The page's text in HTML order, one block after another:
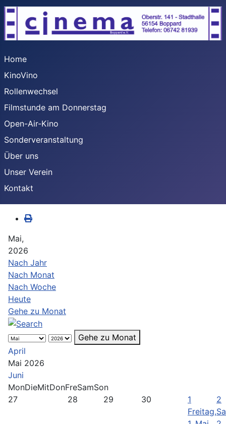
Home
KinoVino
Rollenwechsel
Filmstunde am Donnerstag
Open-Air-Kino
Sonderveranstaltung
Über uns
Unser Verein
Kontakt
Mai,
2026
Nach Jahr
Nach Monat
Nach Woche
Heute
Gehe zu Monat
Gehe zu Monat
April
Mai 2026
Juni
MonDieMitDonFreSamSon
27
28 29 30
1
Freitag,
2